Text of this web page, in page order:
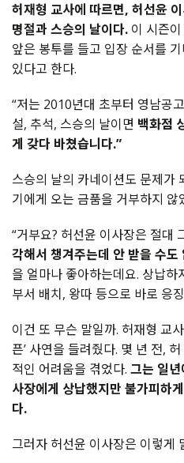
허재형 교사에 따르면, 허선윤
명절과 스승의 날이다. 이 시즌이
앞은 봉투를 들고 입장 순서를
있다고 한다.
“저는 2010년대 초부터 영남공
설, 추석, 스승의 날이면 백화점
게 갖다 바쳤습니다.”
스승의 날의 카네이션도 문제가
기에게 오는 금품을 거부하지 않
“거부요? 허선윤 이사장은 절대
각해서 챙겨주는데 안 받을 수도
을 얼마나 좋아하는데요. 상납하
부서 배치, 왕따 등으로 바로 응
이건 또 무슨 말일까. 허재형 교
픈’ 사연을 들려줬다. 몇 년 전, 허
적인 어려움을 겪었다. 그는 일년
사장에게 상납했지만 불가피하게
다.
그러자 허선윤 이사장은 이렇게